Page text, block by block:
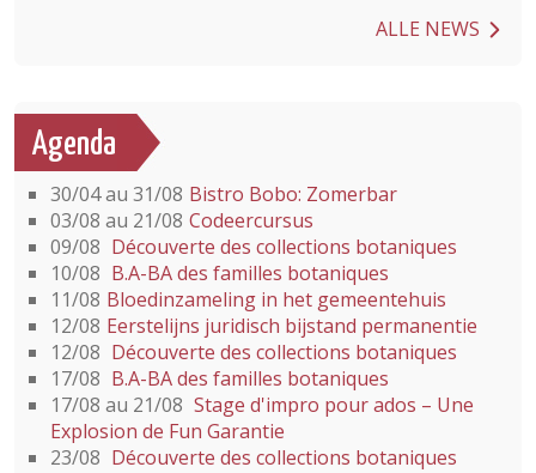
ALLE NEWS
Agenda
30/04 au 31/08 Bistro Bobo: Zomerbar
03/08 au 21/08 Codeercursus
09/08 Découverte des collections botaniques
10/08 B.A-BA des familles botaniques
11/08 Bloedinzameling in het gemeentehuis
12/08 Eerstelijns juridisch bijstand permanentie
12/08 Découverte des collections botaniques
17/08 B.A-BA des familles botaniques
17/08 au 21/08 Stage d'impro pour ados – Une
Explosion de Fun Garantie
23/08 Découverte des collections botaniques